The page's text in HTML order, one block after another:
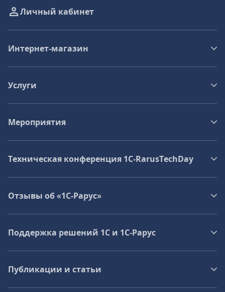
Личный кабинет
Интернет-магазин
Услуги
Мероприятия
Техническая конференция 1C‑RarusTechDay
Отзывы об «1С-Рарус»
Поддержка решений 1С и 1С‑Рарус
Публикации и статьи